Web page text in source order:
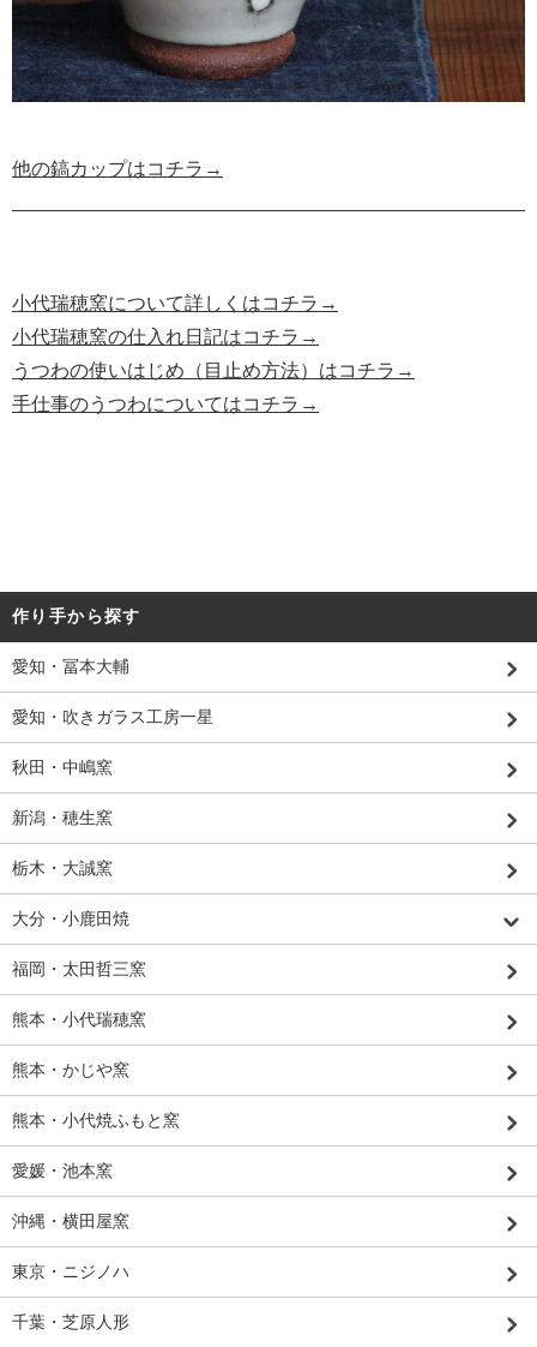
他の鎬カップはコチラ→
小代瑞穂窯について詳しくはコチラ→
小代瑞穂窯の仕入れ日記はコチラ→
うつわの使いはじめ（目止め方法）はコチラ→
手仕事のうつわについてはコチラ→
作り手から探す
愛知・冨本大輔
愛知・吹きガラス工房一星
秋田・中嶋窯
新潟・穂生窯
栃木・大誠窯
大分・小鹿田焼
福岡・太田哲三窯
熊本・小代瑞穂窯
熊本・かじや窯
熊本・小代焼ふもと窯
愛媛・池本窯
沖縄・横田屋窯
東京・ニジノハ
千葉・芝原人形